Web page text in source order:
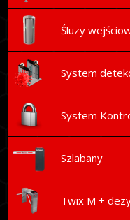
Śluzy
System
System
Szlabany
Twix M +